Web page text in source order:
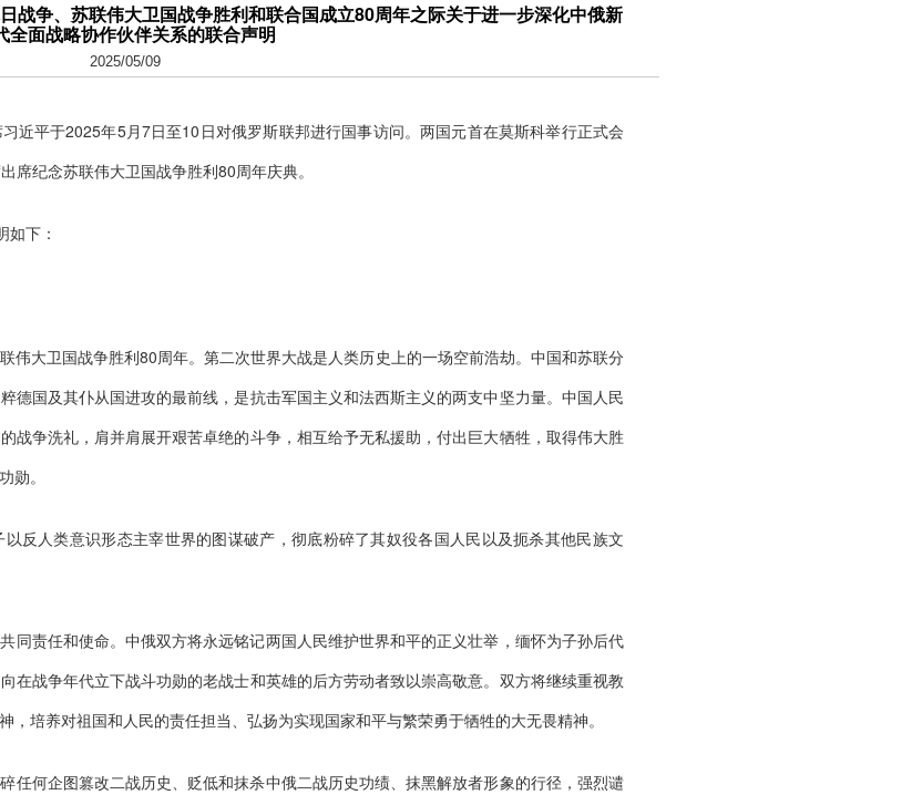
战争、苏联伟大卫国战争胜利和联合国成立80周年之际关于进一步深化中俄新
全面战略协作伙伴关系的联合声明
2025/05/09
近平于2025年5月7日至10日对俄罗斯联邦进行国事访问。两国元首在莫斯科举行正式会
席纪念苏联伟大卫国战争胜利80周年庆典。
如下：
伟大卫国战争胜利80周年。第二次世界大战是人类历史上的一场空前浩劫。中国和苏联分
德国及其仆从国进攻的最前线，是抗击军国主义和法西斯主义的两支中坚力量。中国人民
战争洗礼，肩并肩展开艰苦卓绝的斗争，相互给予无私援助，付出巨大牺牲，取得伟大胜
勋。
反人类意识形态主宰世界的图谋破产，彻底粉碎了其奴役各国人民以及扼杀其他民族文
同责任和使命。中俄双方将永远铭记两国人民维护世界和平的正义壮举，缅怀为子孙后代
在战争年代立下战斗功勋的老战士和英雄的后方劳动者致以崇高敬意。双方将继续重视教
培养对祖国和人民的责任担当、弘扬为实现国家和平与繁荣勇于牺牲的大无畏精神。
任何企图篡改二战历史、贬低和抹杀中俄二战历史功绩、抹黑解放者形象的行径，强烈谴